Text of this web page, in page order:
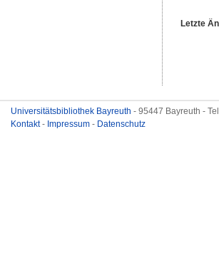
Letzte
Universitätsbibliothek Bayreuth - 95447 Bayreuth -
Kontakt- Impressum - Datenschutz